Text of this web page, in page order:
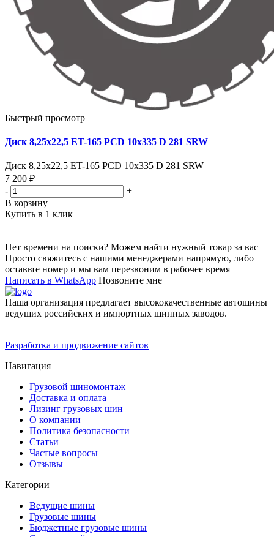
Быстрый просмотр
Диск 8,25х22,5 ET-165 PCD 10x335 D 281 SRW
Диск 8,25х22,5 ET-165 PCD 10x335 D 281 SRW
7 200 ₽
-
+
В корзину
Купить в 1 клик
Нет времени на поиски? Можем найти нужный товар за вас
Просто свяжитесь с нашими менеджерами напрямую, либо
оставьте номер и мы вам перезвоним в рабочее время
Написать в WhatsApp Позвоните мне
Наша организация предлагает высококачественные автошины
ведущих российских и импортных шинных заводов.
Разработка и продвижение сайтов
Навигация
Грузовой шиномонтаж
Доставка и оплата
Лизинг грузовых шин
О компании
Политика безопасности
Статьи
Частые вопросы
Отзывы
Категории
Ведущие шины
Грузовые шины
Бюджетные грузовые шины